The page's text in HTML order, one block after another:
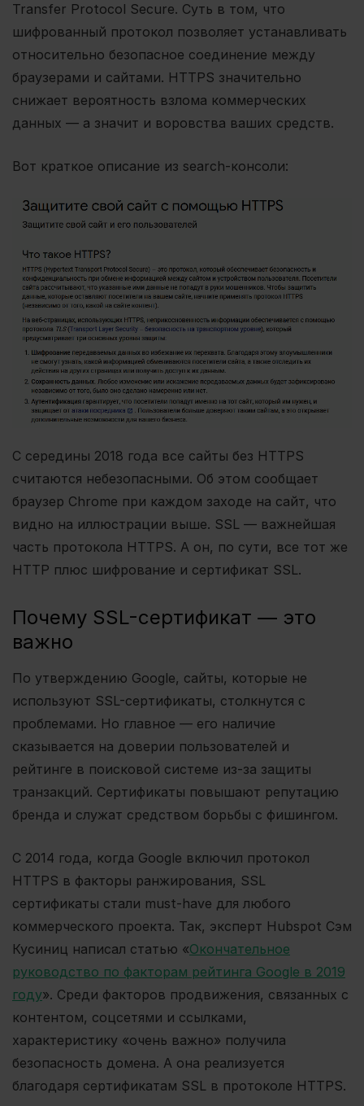
Transfer Protocol Secure. Суть в том, что
шифрованный протокол позволяет устанавливать
относительно безопасное соединение между
браузерами и сайтами. HTTPS значительно
снижает вероятность взлома коммерческих
данных — а значит и воровства ваших средств.
Вот краткое описание из search-консоли:
С середины 2018 года все сайты без HTTPS
считаются небезопасными. Об этом сообщает
браузер Chrome при каждом заходе на сайт, что
видно на иллюстрации выше. SSL — важнейшая
часть протокола HTTPS. А он, по сути, все тот же
HTTP плюс шифрование и сертификат SSL.
Почему SSL-сертификат — это
важно
По утверждению Google, сайты, которые не
используют SSL-сертификаты, столкнутся с
проблемами. Но главное — его наличие
сказывается на доверии пользователей и
рейтинге в поисковой системе из-за защиты
транзакций. Сертификаты повышают репутацию
бренда и служат средством борьбы с фишингом.
С 2014 года, когда Google включил протокол
HTTPS в факторы ранжирования, SSL
сертификаты стали must-have для любого
коммерческого проекта. Так, эксперт Hubspot Сэм
Кусиниц написал статью «Окончательное
руководство по факторам рейтинга Google в 2019
году». Среди факторов продвижения, связанных с
контентом, соцсетями и ссылками,
характеристику «очень важно» получила
безопасность домена. А она реализуется
благодаря сертификатам SSL в протоколе HTTPS.